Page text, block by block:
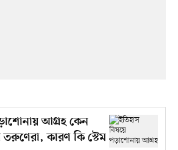
আগ্রহ কেন
তরুণেরা, কারণ কি স্টেম